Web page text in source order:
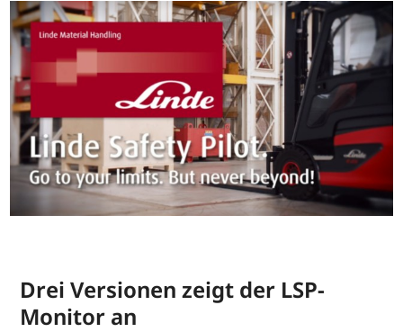
Drei Versionen zeigt der LSP-
Monitor an